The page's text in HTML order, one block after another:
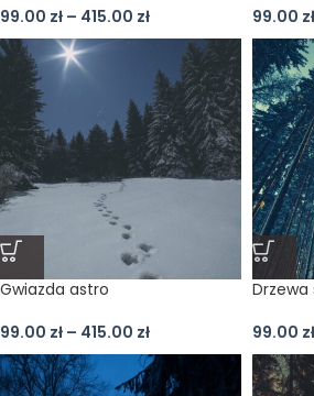
99.00 zł – 415.00 zł 99.00 zł
Gwiazda astro
99.00 zł – 415.00 zł
Drzewa
99.00 zł